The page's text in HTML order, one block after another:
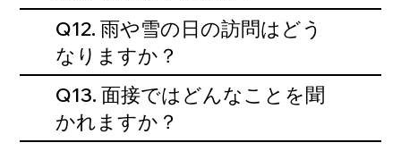
Q12. 雨や雪の日の訪問はどう
なりますか？
Q13. 面接ではどんなことを聞
かれますか？